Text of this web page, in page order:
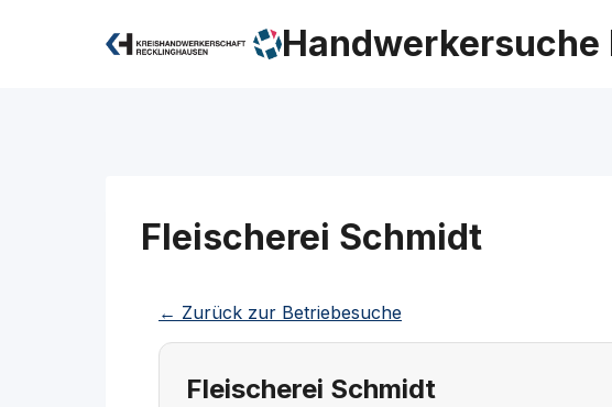
Handwerkersuche
Fleischerei Schmidt
← Zurück zur Betriebesuche
Fleischerei Schmidt